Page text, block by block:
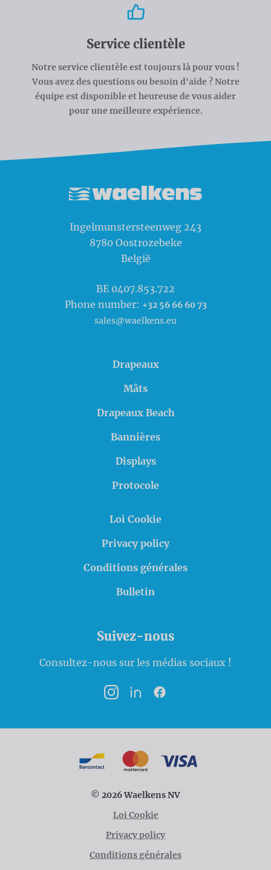
Service clientèle
Notre service clientèle est toujours là pour vous !
Vous avez des questions ou besoin d'aide ? Notre
équipe est disponible et heureuse de vous aider
pour une meilleure expérience.
Ingelmunstersteenweg 243
8780 Oostrozebeke
België
BE 0407.853.722
Phone number: +32 56 66 60 73
sales@waelkens.eu
Drapeaux
Mâts
Drapeaux Beach
Bannières
Displays
Protocole
Loi Cookie
Privacy policy
Conditions générales
Bulletin
Suivez-nous
Consultez-nous sur les médias sociaux !
InstagramLinkedInFacebook
© 2026 Waelkens NV
Loi Cookie
Privacy policy
Conditions générales
Modalités de paiement
BancontactMasterCard
VISA